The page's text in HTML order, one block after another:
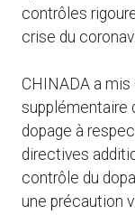
contrôles
crise du
CHINADA a
supplémentaire
dopage à
directives
contrôle du
une précaution